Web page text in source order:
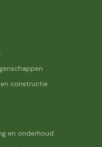
constructie
en onderhoud